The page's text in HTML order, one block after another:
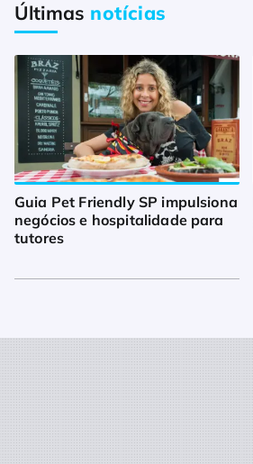
Últimas notícias
Guia Pet Friendly SP impulsiona
negócios e hospitalidade para
tutores